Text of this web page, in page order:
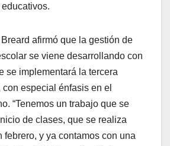
afirmó que la gestión de
se viene desarrollando con
se implementará la tercera
especial énfasis en el
“Tenemos un trabajo que se
de clases, que se realiza
febrero, y ya contamos con una